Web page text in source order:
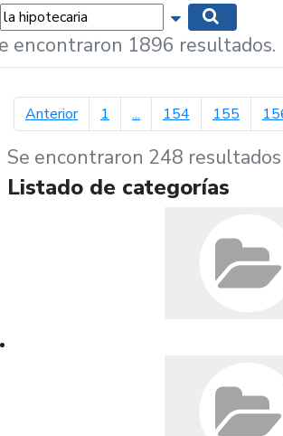
Mostrar
encontraron 1896 resultados.
Anteriorpágina anterior
1 ... 154 155
Se encontraron 248 resultados
Listado de categorías